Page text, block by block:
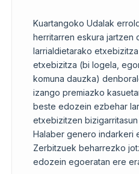
Kuartangoko Udalak
herritarren eskura jartzen
larrialdietarako
etxebizitza (bi logela,
komuna dauzka)
izango premiazko
beste edozein ezbehar
etxebizitzen
Halaber genero indarkeri
Zerbitzuek beharrezko
edozein egoeratan ere